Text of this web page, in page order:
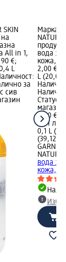
SKIN
на
All in 1,
€;
L
за
сив
Марка:
вода за
кожа,
2,00 €;
L (20,00
Статус
магазин
2,00 €
3,91 лв.
0,1 L
(39,12
вода за
кожа,